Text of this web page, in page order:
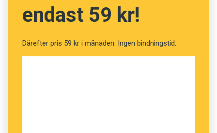
endast 59 kr!
Därefter pris 59 kr i månaden. Ingen bindningstid.